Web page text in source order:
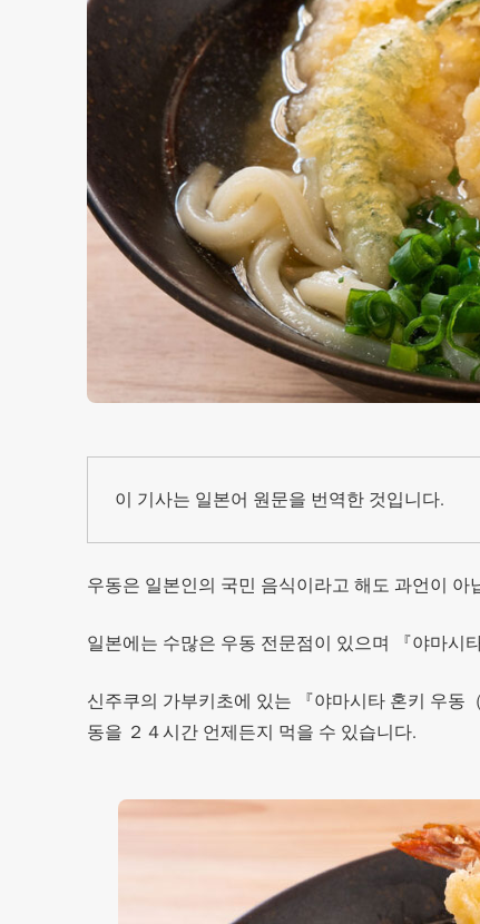
이 기사는 일본어 원문을 번역한 것입니다.
우동은 일본인의 국민 음식이라고 해도 과언이 아
일본에는 수많은 우동 전문점이 있으며 『야마시
신주쿠의 가부키초에 있는 『야마시타 혼키 우동
동을 ２４시간 언제든지 먹을 수 있습니다.